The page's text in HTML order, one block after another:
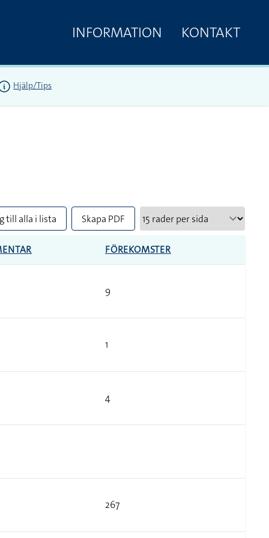
INFORMATION KONTAKT
Hjälp/Tips
till alla i lista Skapa PDF
FÖREKOMSTER
9
1
4
267